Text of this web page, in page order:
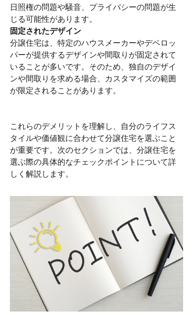
日照権の問題や騒音、プライバシーの問題が生
じる可能性があります。
固定されたデザイン
分譲住宅は、特定のハウスメーカーやデベロッ
パーが提供するデザインや間取りが固定されて
いることが多いです。そのため、独自のデザイ
ンや間取りを求める場合、カスタマイズの範囲
が限定されることがあります。
これらのデメリットを理解し、自分のライフス
タイルや価値観に合わせて分譲住宅を選ぶこと
が重要です。次のセクションでは、分譲住宅を
選ぶ際の具体的なチェックポイントについて詳
しく解説します。